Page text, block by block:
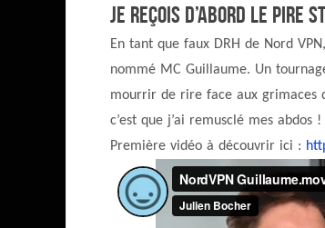
Je reçois d’abord le pire
En tant que faux DRH de Nord
nommé MC Guillaume. Un
mourrir de rire face aux grimaces
c’est que j’ai remusclé mes abdos !
Première vidéo à découvrir ici :